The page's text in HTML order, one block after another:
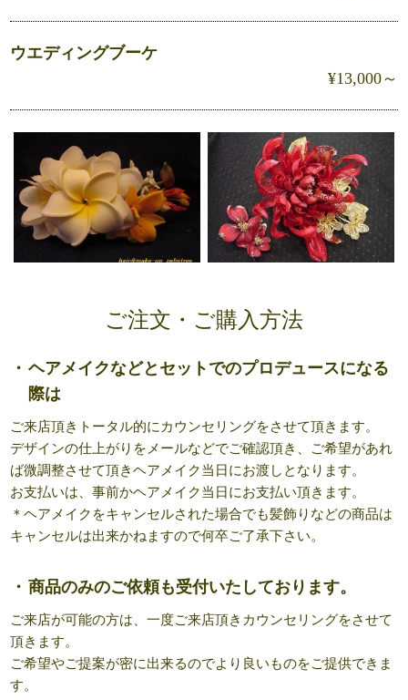
ウエディングブーケ
¥13,000～
ご注文・ご購入方法
ヘアメイクなどとセットでのプロデュースになる
際は
ご来店頂きトータル的にカウンセリングをさせて頂きます。
デザインの仕上がりをメールなどでご確認頂き、ご希望があれ
ば微調整させて頂きヘアメイク当日にお渡しとなります。
お支払いは、事前かヘアメイク当日にお支払い頂きます。
＊ヘアメイクをキャンセルされた場合でも髪飾りなどの商品は
キャンセルは出来かねますので何卒ご了承下さい。
商品のみのご依頼も受付いたしております。
ご来店が可能の方は、一度ご来店頂きカウンセリングをさせて
頂きます。
ご希望やご提案が密に出来るのでより良いものをご提供できま
す。